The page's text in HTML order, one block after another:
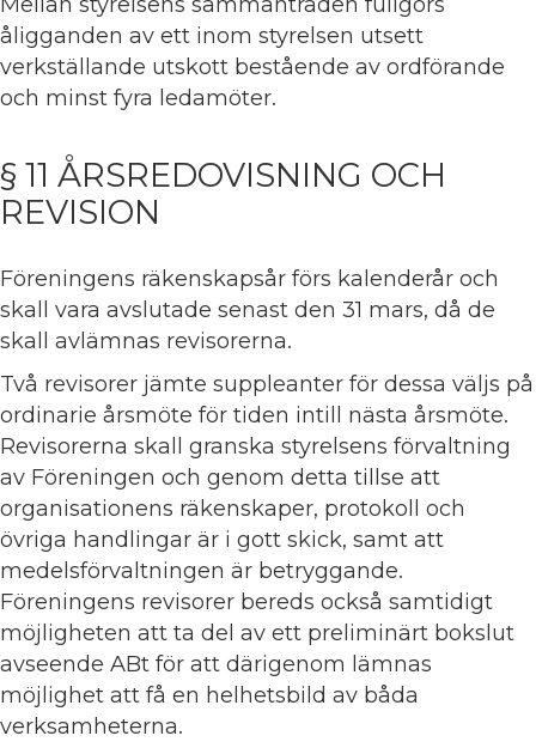
åligganden av ett inom styrelsen utsett
verkställande utskott bestående av ordförande
och minst fyra ledamöter.
§ 11 ÅRSREDOVISNING OCH
REVISION
Föreningens räkenskapsår förs kalenderår och
skall vara avslutade senast den 31 mars, då de
skall avlämnas revisorerna.
Två revisorer jämte suppleanter för dessa väljs på
ordinarie årsmöte för tiden intill nästa årsmöte.
Revisorerna skall granska styrelsens förvaltning
av Föreningen och genom detta tillse att
organisationens räkenskaper, protokoll och
övriga handlingar är i gott skick, samt att
medelsförvaltningen är betryggande.
Föreningens revisorer bereds också samtidigt
möjligheten att ta del av ett preliminärt bokslut
avseende ABt för att därigenom lämnas
möjlighet att få en helhetsbild av båda
verksamheterna.